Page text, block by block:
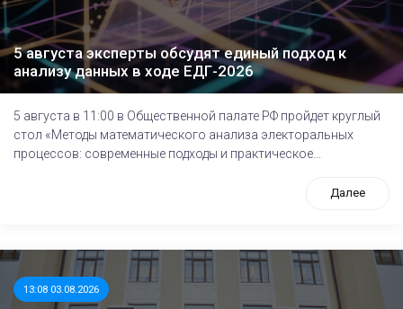
5 августа эксперты обсудят единый подход к
анализу данных в ходе ЕДГ-2026
5 августа в 11:00 в Общественной палате РФ пройдет круглый
стол «Методы математического анализа электоральных
процессов: современные подходы и практическое...
Далее
13:08 03.08.2026